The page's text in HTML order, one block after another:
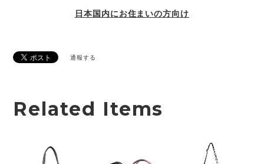
日本国内にお住まいの方向け
通報する
Related Items